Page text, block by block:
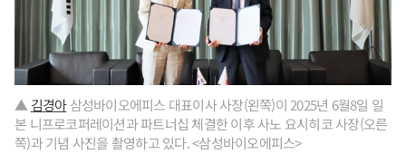
▲김경아삼성바이오에피스 대표이사 사장(왼쪽)이 2025년 6월8일 일
본 니프로코퍼레이션과 파트너십 체결한 이후 사노 요시히코 사장(오른
쪽)과 기념 사진을 촬영하고 있다. <삼성바이오에피스>